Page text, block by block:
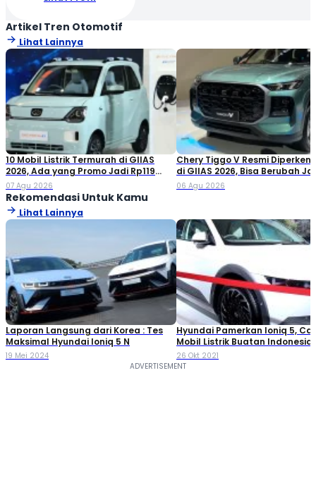
Artikel Tren Otomotif
Lihat Lainnya
10 Mobil Listrik Termurah di GIIAS
2026, Ada yang Promo Jadi Rp119
Jutaan!
07 Agu 2026
Chery Tiggo V Resmi
di GIIAS 2026, Bisa Berubah
Double Cabin
06 Agu 2026
Rekomendasi Untuk Kamu
Lihat Lainnya
Laporan Langsung dari Korea : Tes
Maksimal Hyundai Ioniq 5 N
19 Mei 2024
Hyundai Pamerkan Ioniq 5,
Mobil Listrik Buatan Indonesia!
26 Okt 2021